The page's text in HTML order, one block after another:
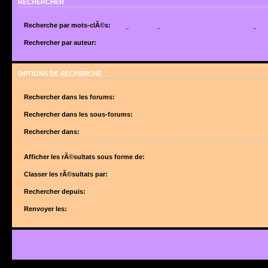
RECHERCHER
Recherche par mots-clÃ©s:
suite de mots sÃ©parÃ©s par des
Utilisez un * comme joker pour des recherches partielles.
Rechercher par auteur:
OPTIONS DE RECHERCHE
Rechercher dans les forums:
forums sont automatiquement inclus si vous ne dÃ©sactivez pas lâ€™option ci-
Rechercher dans les sous-forums:
Rechercher dans:
Afficher les rÃ©sultats sous forme de:
Classer les rÃ©sultats par:
Rechercher depuis:
Renvoyer les: